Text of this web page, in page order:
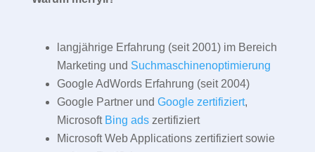
langjährige Erfahrung (seit 2001) im Bereich
Marketing und Suchmaschinenoptimierung
Google AdWords Erfahrung (seit 2004)
Google Partner und Google zertifiziert,
Microsoft Bing adszertifiziert
Microsoft Web Applications zertifiziert sowie